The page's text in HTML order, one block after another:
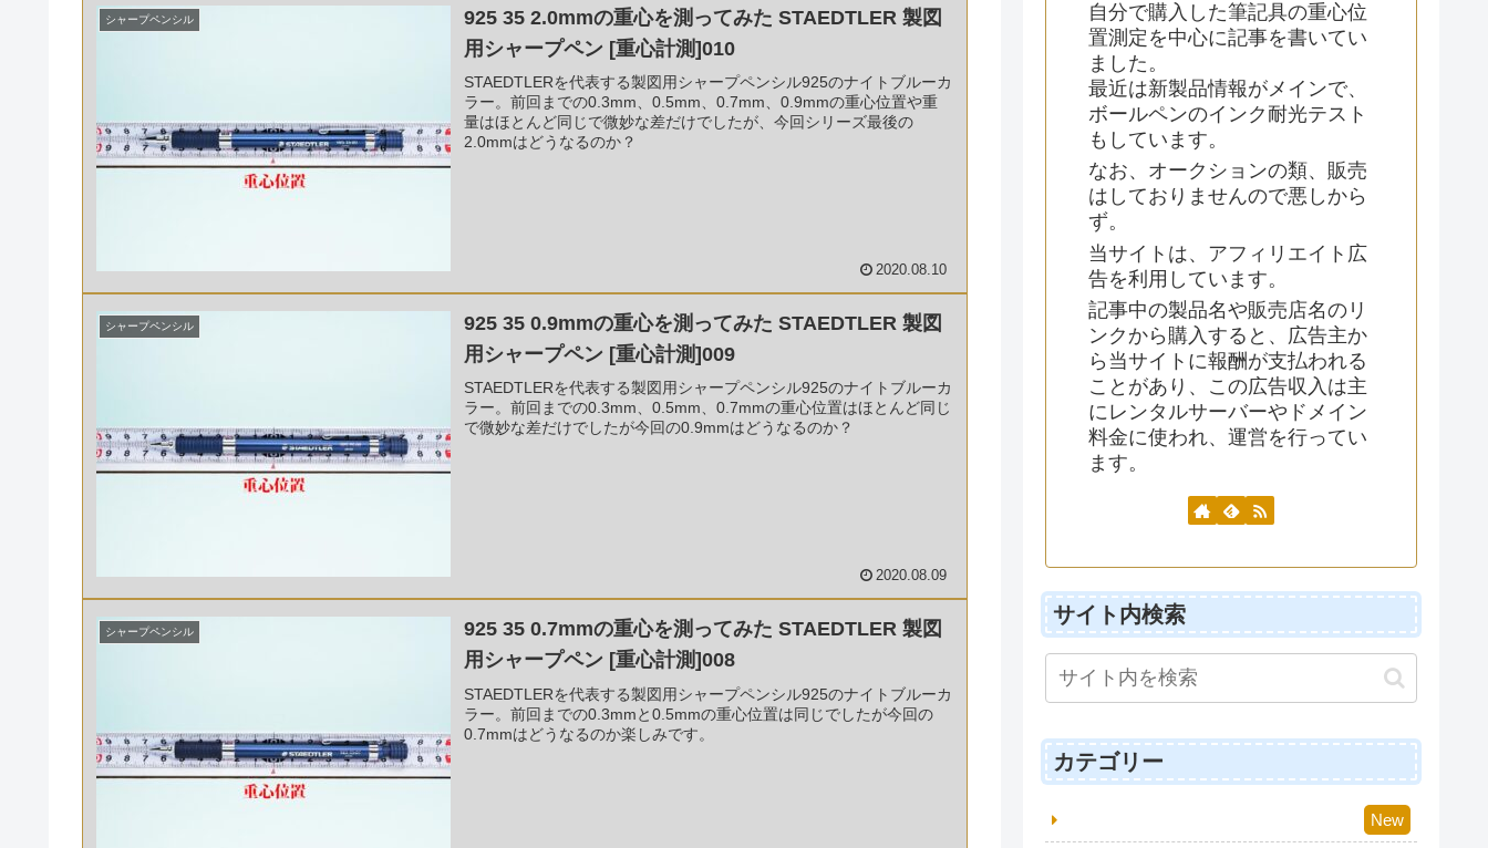
シャープペンシル
925 35 2.0mmの重心を測ってみた STAEDTLER 製図
用シャープペン [重心計測]010
STAEDTLERを代表する製図用シャープペンシル925のナイトブルーカ
ラー。前回までの0.3mm、0.5mm、0.7mm、0.9mmの重心位置や重
量はほとんど同じで微妙な差だけでしたが、今回シリーズ最後の
2.0mmはどうなるのか？
2020.08.10
シャープペンシル
925 35 0.9mmの重心を測ってみた STAEDTLER 製図
用シャープペン [重心計測]009
STAEDTLERを代表する製図用シャープペンシル925のナイトブルーカ
ラー。前回までの0.3mm、0.5mm、0.7mmの重心位置はほとんど同じ
で微妙な差だけでしたが今回の0.9mmはどうなるのか？
2020.08.09
シャープペンシル
925 35 0.7mmの重心を測ってみた STAEDTLER 製図
用シャープペン [重心計測]008
STAEDTLERを代表する製図用シャープペンシル925のナイトブルーカ
ラー。前回までの0.3mmと0.5mmの重心位置は同じでしたが今回の
0.7mmはどうなるのか楽しみです。
自分で購入した筆記具の重心位
置測定を中心に記事を書いてい
ました。
最近は新製品情報がメインで、
ボールペンのインク耐光テスト
もしています。
なお、オークションの類、販売
はしておりませんので悪しから
ず。
当サイトは、アフィリエイト広
告を利用しています。
記事中の製品名や販売店名のリ
ンクから購入すると、広告主か
ら当サイトに報酬が支払われる
ことがあり、この広告収入は主
にレンタルサーバーやドメイン
料金に使われ、運営を行ってい
ます。
サイト内検索
カテゴリー
New